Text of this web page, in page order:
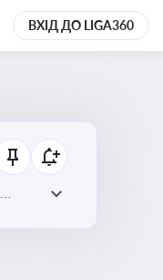
ВХІД ДО LIGA360